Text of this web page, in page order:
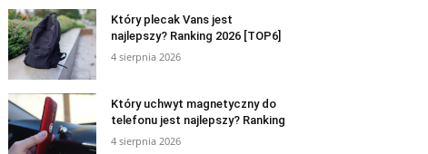
Który plecak Vans jest
najlepszy? Ranking 2026 [TOP6]
4 sierpnia 2026
Który uchwyt magnetyczny do
telefonu jest najlepszy? Ranking
4 sierpnia 2026